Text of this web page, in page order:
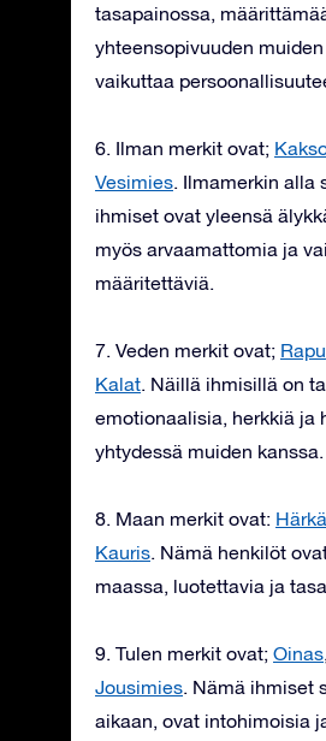
tasapainossa,
yhteensopivuuden
vaikuttaa
6. Ilman merkit ovat;
Vesimies. Ilmamerkin alla
ihmiset ovat yleensä
myös arvaamattomia ja
määritettäviä.
7. Veden merkit ovat; Rapu
Kalat. Näillä ihmisillä on
emotionaalisia, herkkiä ja
yhtydessä muiden kanssa.
8. Maan merkit ovat: Härkä
Kauris. Nämä henkilöt
maassa, luotettavia ja
9. Tulen merkit ovat; Oinas,
Jousimies. Nämä ihmiset
aikaan, ovat intohimoisia